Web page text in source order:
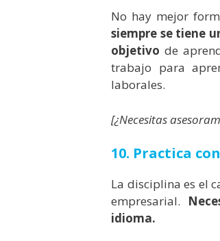
No hay mejor
siempre se tiene
objetivo de
trabajo para
laborales.
[¿Necesitas
10. Practica
La disciplina es el
empresarial.
idioma.